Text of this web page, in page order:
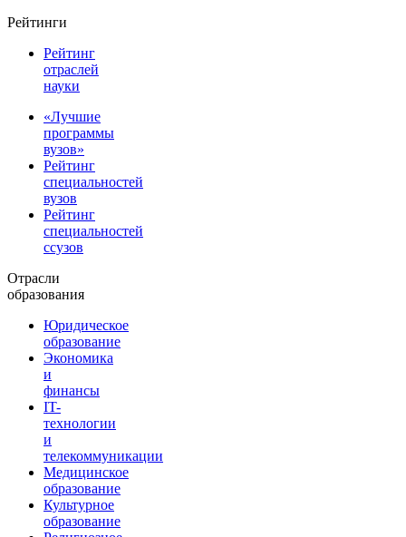
Рейтинги
Рейтинг
отраслей
науки
«Лучшие
программы
вузов»
Рейтинг
специальностей
вузов
Рейтинг
специальностей
ссузов
Отрасли
образования
Юридическое
образование
Экономика
и
финансы
IT-
технологии
и
телекоммуникации
Медицинское
образование
Культурное
образование